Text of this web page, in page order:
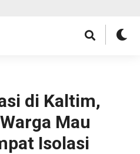
di Kaltim,
Mau
Isolasi